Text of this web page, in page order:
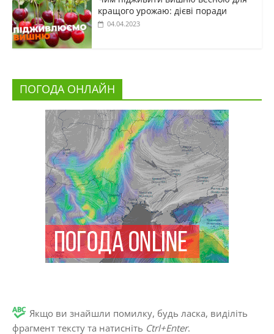
кращого урожаю: дієві поради
04.04.2023
ПОГОДА ОНЛАЙН
Якщо ви знайшли помилку, будь ласка, виділіть
фрагмент тексту та натисніть Ctrl+Enter.